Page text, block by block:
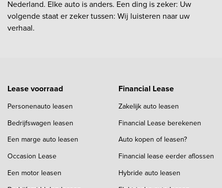
Nederland. Elke auto is anders. Een ding is zeker: Uw
volgende staat er zeker tussen: Wij luisteren naar uw
verhaal.
Lease voorraad
Personenauto leasen
Bedrijfswagen leasen
Een marge auto leasen
Occasion Lease
Een motor leasen
Financial Lease
Zakelijk auto leasen
Financial Lease berekenen
Auto kopen of leasen?
Financial lease eerder aflossen
Hybride auto leasen